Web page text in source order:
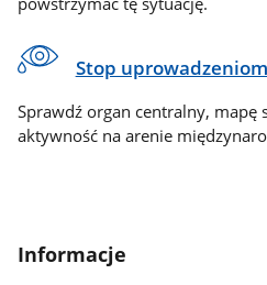
Stop
Sprawdź organ centralny, mapę
aktywność na arenie
Informacje